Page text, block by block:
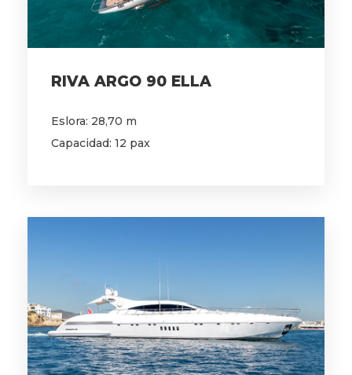
RIVA ARGO 90 ELLA
Eslora: 28,70 m
Capacidad: 12 pax